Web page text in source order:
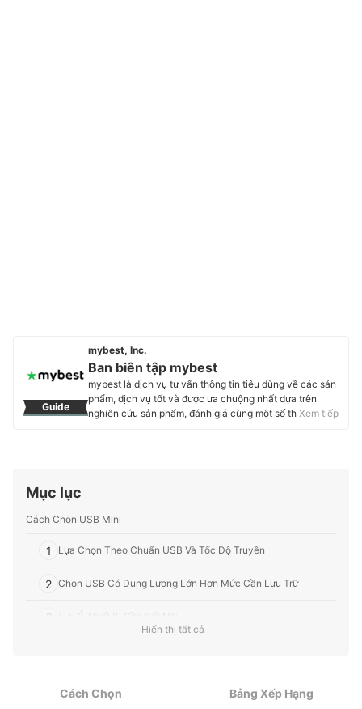
Guide
mybest, Inc.
Ban biên tập mybest
mybest là dịch vụ tư vấn thông tin tiêu dùng về các sản
phẩm, dịch vụ tốt và được ưa chuộng nhất dựa trên
nghiên cứu sản phẩm, đánh giá cùng một số thực
Profile của Ban biên tập mybest
Xem tiếp
Mục lục
Cách Chọn USB Mini
1 Lựa Chọn Theo Chuẩn USB Và Tốc Độ Truyền
2 Chọn USB Có Dung Lượng Lớn Hơn Mức Cần Lưu Trữ
3 Lưu Ý Thiết Bị Cần Kết Nối
Hiển thị tất cả
Cách Chọn Bảng Xếp Hạng